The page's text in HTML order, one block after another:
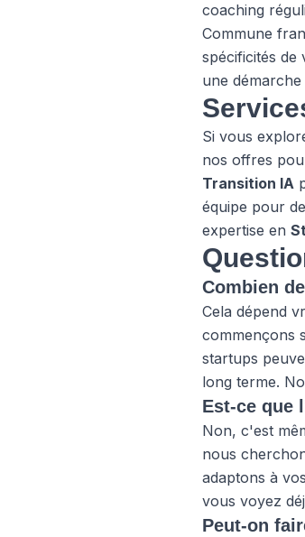
coaching
Commune
spécificités de
une
Si vous
nos offres
Transition IA
équipe pour
expertise en
Combien
Cela dépend
commençons
startups
long terme.
Est-ce que
Non, c'est
nous
adaptons à
vous voyez
Peut-on